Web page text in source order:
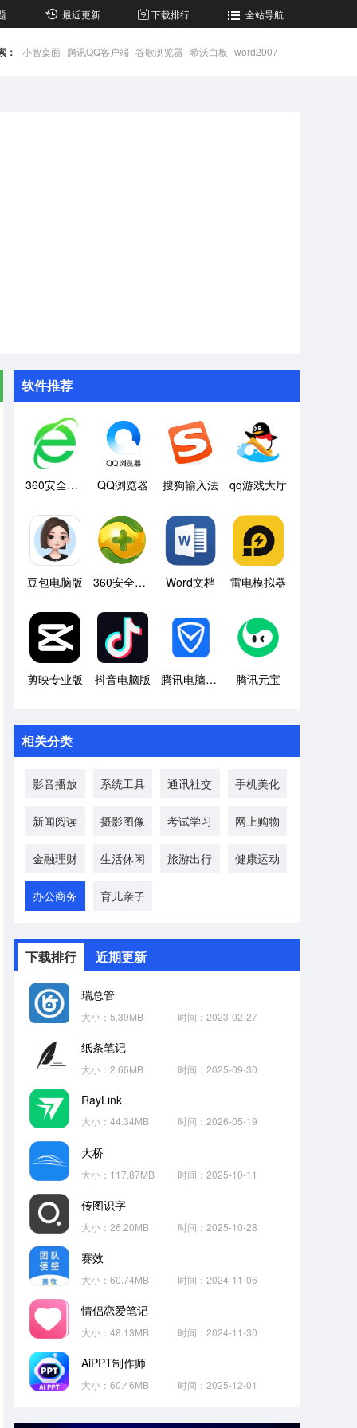
最近更新 下载排行 全站导航
： 小智桌面 腾讯QQ客户端 谷歌浏览器 希沃白板 word2007
软件推荐
360安全浏览器 QQ浏览器 搜狗输入法 qq游戏大厅
豆包电脑版 360安全卫士 Word文档 雷电模拟器
剪映专业版 抖音电脑版 腾讯电脑管家 腾讯元宝
相关分类
影音播放 系统工具 通讯社交 手机美化
新闻阅读 摄影图像 考试学习 网上购物
金融理财 生活休闲 旅游出行 健康运动
办公商务 育儿亲子
下载排行 近期更新
瑞总管
大小：5.30MB 时间：2023-02-27
纸条笔记
大小：2.66MB 时间：2025-09-30
RayLink
大小：44.34MB 时间：2026-05-19
大桥
大小：117.87MB 时间：2025-10-11
传图识字
大小：26.20MB 时间：2025-10-28
赛效
大小：60.74MB 时间：2024-11-06
情侣恋爱笔记
大小：48.13MB 时间：2024-11-30
AiPPT制作师
大小：60.46MB 时间：2025-12-01